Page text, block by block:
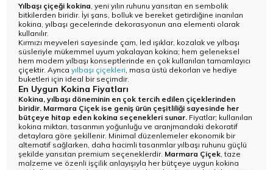
Yılbaşı çiçeği kokina , yeni yılın ruhunu yansıtan en sembolik
bitkilerden biridir. İyi şans, bolluk ve bereket getirdiğine inanılan
kokina, yılbaşı gecelerinde dekorasyonun ana elementi olarak
kullanılır.
Kırmızı meyveleri sayesinde çam, led ışıklar, kozalak ve yılbaşı
süsleriyle mükemmel uyum yakalayan kokina; hem geleneksel
hem modern yılbaşı konseptlerinde en çok kullanılan tamamlayıcı
çiçektir. Ayrıca yılbaşı çiçekleri , masa üstü dekorları ve hediye
buketleri için ideal bir seçimdir.
En Uygun Kokina Fiyatları
Kokina, yılbaşı döneminin en çok tercih edilen çiçeklerinden
biridir. Marmara Çiçek ise geniş ürün çeşitliliği sayesinde her
bütçeye hitap eden kokina seçenekleri sunar. Fiyatlar; kullanılan
kokina miktarı, tasarımın yoğunluğu ve aranjmandaki dekoratif
detaylara göre şekillenir. Minimal düzenlemeler ekonomik bir
alternatif sağlarken, daha hacimli tasarımlar yılbaşı ruhunu güçlü
şekilde yansıtan premium seçeneklerdir. Marmara Çiçek , taze
malzeme ve özenli işçilik anlayışıyla her bütçeye uygun kokina